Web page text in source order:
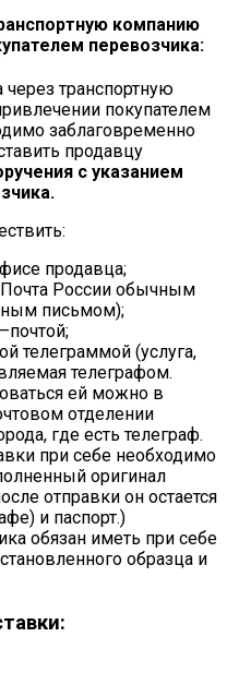
компанию
перевозчика:
через транспортную
покупателем
заблаговременно
продавцу
с указанием
продавца;
России обычным
письмом);
телеграммой (услуга,
телеграфом.
ей можно в
отделении
где есть телеграф.
при себе необходимо
оригинал
отправки он остается
и паспорт.)
обязан иметь при себе
образца и